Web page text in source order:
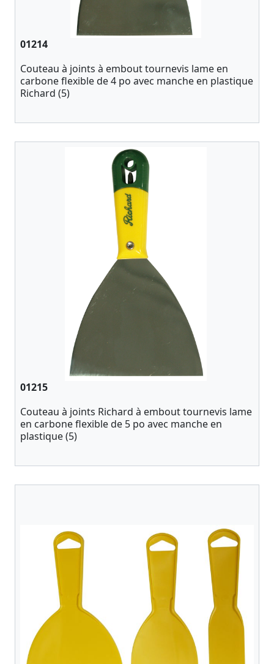
01214
Couteau à joints à embout tournevis lame en
carbone flexible de 4 po avec manche en plastique
Richard (5)
01215
Couteau à joints Richard à embout tournevis lame
en carbone flexible de 5 po avec manche en
plastique (5)